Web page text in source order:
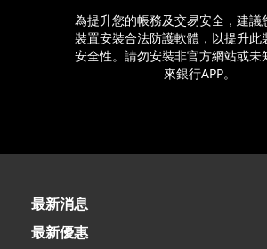
為提升您的帳務及交易安全，建議
裝置安裝合法防護軟體，以提升此
安全性。請勿安裝非官方網站或未
來銀行APP。
最新消息
最新優惠